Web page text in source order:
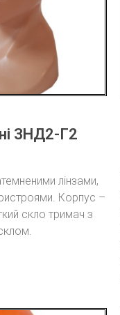
ЗНД2-Г2
лінзами,
Корпус –
скло тримач з